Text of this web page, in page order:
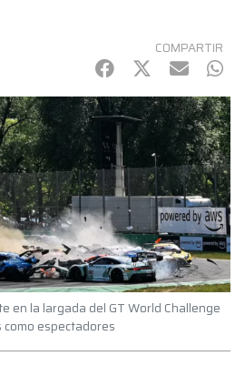
COMPARTIR
Facebook
Twitter
mail
en la largada del GT World Challenge
espectadores